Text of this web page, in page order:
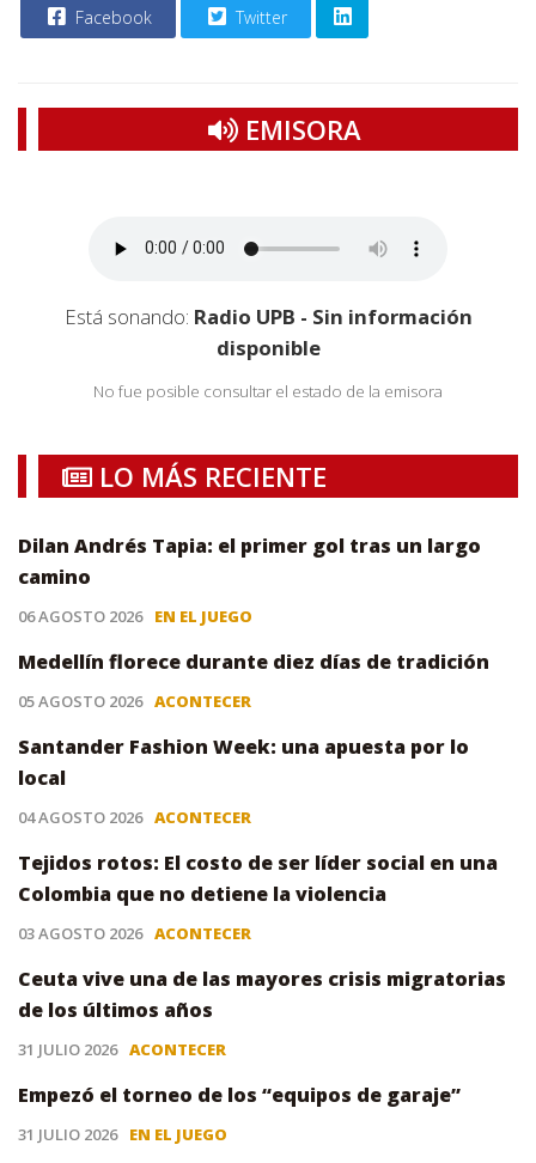
Facebook Twitter
EMISORA
Está sonando: Radio UPB - Sin información
disponible
No fue posible consultar el estado de la emisora
LO MÁS RECIENTE
Dilan Andrés Tapia: el primer gol tras un largo
camino
06 AGOSTO 2026 EN EL JUEGO
Medellín florece durante diez días de tradición
05 AGOSTO 2026 ACONTECER
Santander Fashion Week: una apuesta por lo
local
04 AGOSTO 2026 ACONTECER
Tejidos rotos: El costo de ser líder social en una
Colombia que no detiene la violencia
03 AGOSTO 2026 ACONTECER
Ceuta vive una de las mayores crisis migratorias
de los últimos años
31 JULIO 2026 ACONTECER
Empezó el torneo de los “equipos de garaje”
31 JULIO 2026 EN EL JUEGO